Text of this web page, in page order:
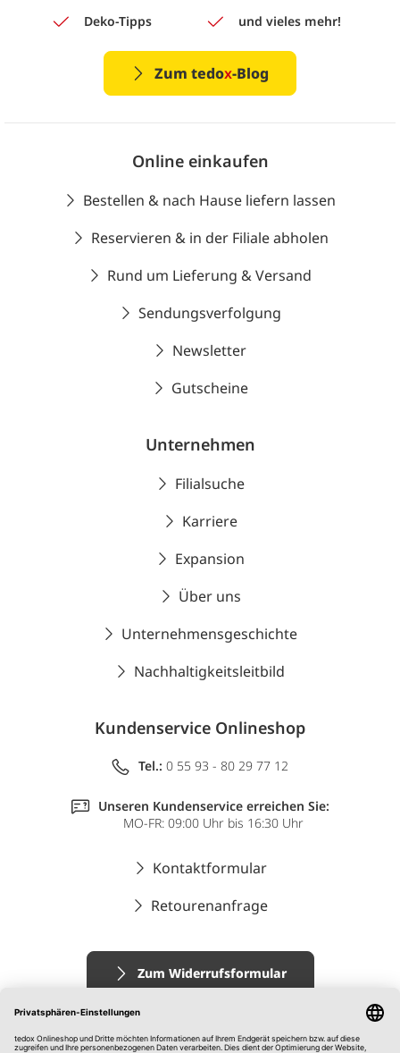
Deko-Tipps
und vieles mehr!
Zum tedox-Blog
Online einkaufen
Bestellen & nach Hause liefern lassen
Reservieren & in der Filiale abholen
Rund um Lieferung & Versand
Sendungsverfolgung
Newsletter
Gutscheine
Unternehmen
Filialsuche
Karriere
Expansion
Über uns
Unternehmensgeschichte
Nachhaltigkeitsleitbild
Kundenservice Onlineshop
Tel.: 0 55 93 - 80 29 77 12
Unseren Kundenservice erreichen Sie:
MO-FR: 09:00 Uhr bis 16:30 Uhr
Kontaktformular
Retourenanfrage
Zum Widerrufsformular
Impressum